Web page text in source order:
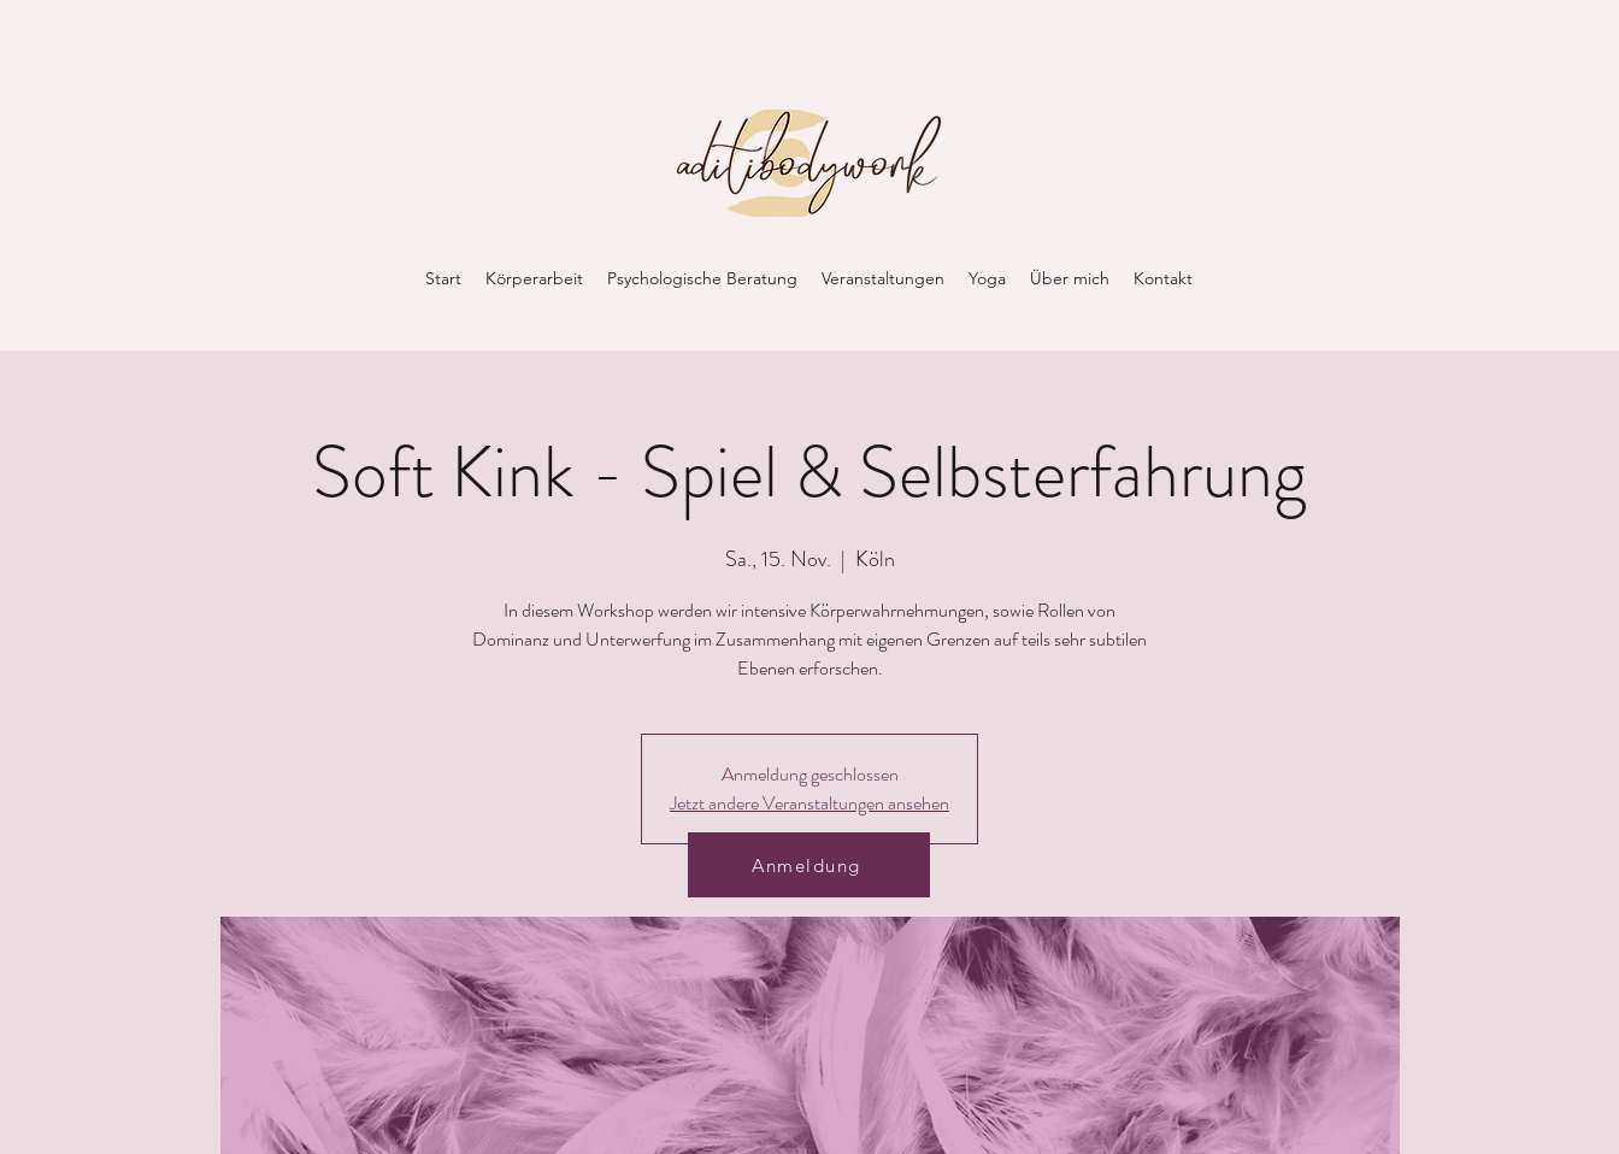
Start Körperarbeit Psychologische Beratung Veranstaltungen Yoga Über mich Kontakt
Soft Kink - Spiel & Selbsterfahrung
Sa., 15. Nov.
  |
Köln
In diesem Workshop werden wir intensive Körperwahrnehmungen, sowie Rollen von
Dominanz und Unterwerfung im Zusammenhang mit eigenen Grenzen auf teils sehr subtilen
Ebenen erforschen.
Anmeldung geschlossen
Jetzt andere Veranstaltungen ansehen
Anmeldung